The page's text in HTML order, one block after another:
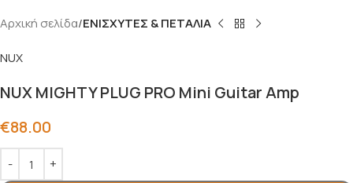
Αρχική σελίδα ΕΝΙΣΧΥΤΕΣ & ΠΕΤΑΛΙΑ
NUX
NUX MIGHTY PLUG PRO Mini Guitar Amp
€88.00